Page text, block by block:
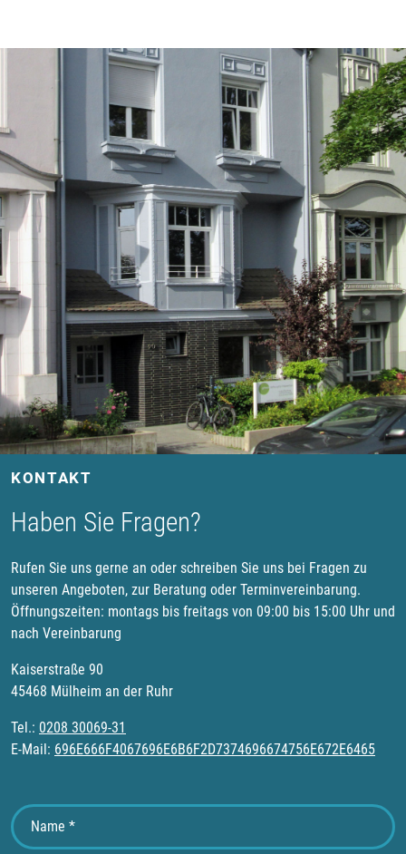
KONTAKT
Haben Sie Fragen?
Rufen Sie uns gerne an oder schreiben Sie uns bei Fragen zu
unseren Angeboten, zur Beratung oder Terminvereinbarung.
Öffnungszeiten: montags bis freitags von 09:00 bis 15:00 Uhr und
nach Vereinbarung
Kaiserstraße 90
45468 Mülheim an der Ruhr
Tel.: 0208 30069-31
E-Mail: 696E666F4067696E6B6F2D7374696674756E672E6465